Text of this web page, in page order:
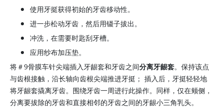
使用牙挺获得初始的牙齿移动性。
进一步松动牙齿，然后用镊子拔出。
冲洗，在需要时匙刮牙槽。
应用纱布加压垫。
将＃9骨膜车针尖端插入牙龈套和牙齿之间分离牙龈套。保持该点
与齿根接触，沿长轴向齿根尖端推进牙挺； 插入后，牙挺轻轻地
将牙龈套撬离牙齿。围绕牙齿一周进行此操作。同样，仅在颊侧，
分离要拔除的牙齿和直接相邻的牙齿之间的牙龈小三角乳头。